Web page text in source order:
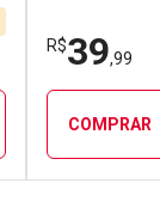
Por R$
Por R$
R$39,99
COMPRAR